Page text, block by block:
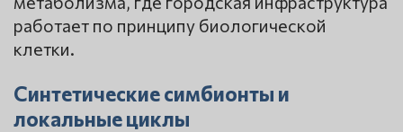
работает по принципу биологической
клетки.
Синтетические симбионты и
локальные циклы